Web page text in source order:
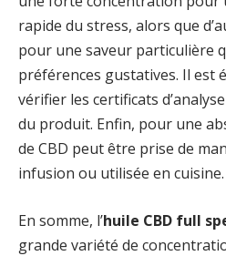
rapide du stress, alors que
pour une saveur particulière
préférences gustatives. Il est
vérifier les certificats
du produit. Enfin, pour une
de CBD peut être prise de
infusion ou utilisée en cuisine.
En somme, l’huile CBD full
grande variété de